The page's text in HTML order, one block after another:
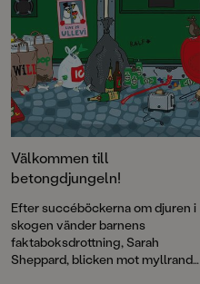
Välkommen till
betongdjungeln!
Efter succéböckerna om djuren i
skogen vänder barnens
faktaboksdrottning, Sarah
Sheppard, blicken mot myllrande